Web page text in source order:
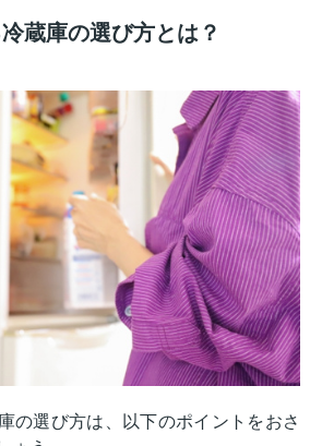
蔵庫の選び方とは？
の選び方は、以下のポイントをおさ